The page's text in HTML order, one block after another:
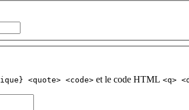
<quote> <code> et le code HTML <q>